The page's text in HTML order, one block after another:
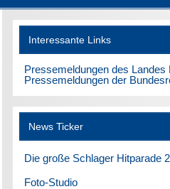
Interessante Links
Pressemeldungen des Landes
Pressemeldungen der
News Ticker
Die große Schlager Hitparade
Foto-Studio